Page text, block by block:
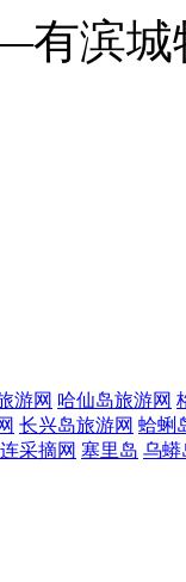
有滨城
游网 哈仙岛旅游网
长兴岛旅游网 蛤蜊
采摘网 塞里岛 乌蟒